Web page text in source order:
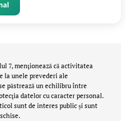
7, menţionează că activitatea
la unele prevederi ale
păstrează un echilibru între
datelor cu caracter personal.
sunt de interes public și sunt